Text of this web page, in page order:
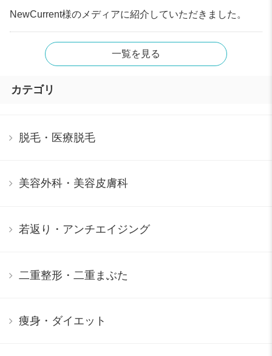
NewCurrent様のメディアに紹介していただきました。
一覧を見る
カテゴリ
脱毛・医療脱毛
美容外科・美容皮膚科
若返り・アンチエイジング
二重整形・二重まぶた
痩身・ダイエット